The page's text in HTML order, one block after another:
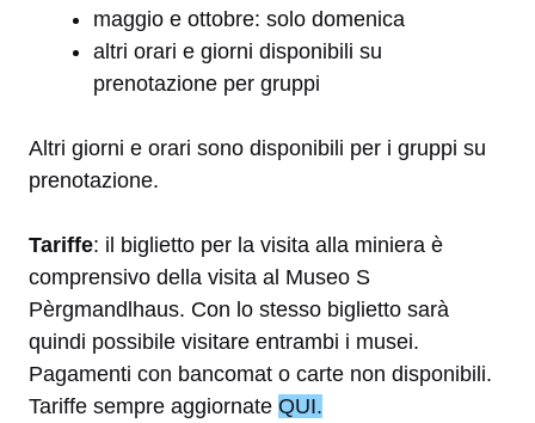
maggio e ottobre: solo domenica
altri orari e giorni disponibili su
prenotazione per gruppi
Altri giorni e orari sono disponibili per i gruppi su
prenotazione.
Tariffe: il biglietto per la visita alla miniera è
comprensivo della visita al Museo S
Pèrgmandlhaus. Con lo stesso biglietto sarà
quindi possibile visitare entrambi i musei.
Pagamenti con bancomat o carte non disponibili.
Tariffe sempre aggiornate QUI.